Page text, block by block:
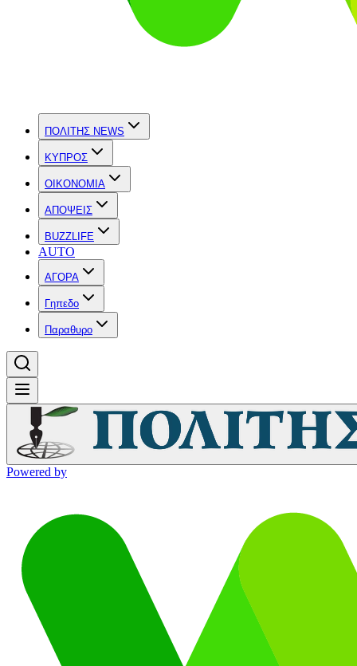
ΠΟΛΙΤΗΣ NEWS
ΚΥΠΡΟΣ
OIKONOMIA
ΑΠΟΨΕΙΣ
BUZZLIFE
AUTO
ΑΓΟΡΑ
Γηπεδο
Παραθυρο
Powered by